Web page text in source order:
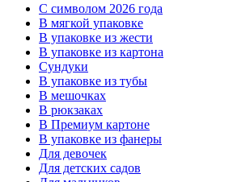
C символом 2026 года
В мягкой упаковке
В упаковке из жести
В упаковке из картона
Сундуки
В упаковке из тубы
В мешочках
В рюкзаках
В Премиум картоне
В упаковке из фанеры
Для девочек
Для детских садов